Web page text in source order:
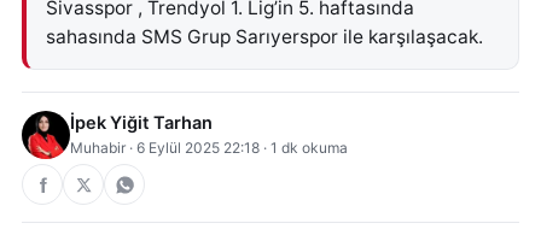
Sivasspor , Trendyol 1. Lig’in 5. haftasında
sahasında SMS Grup Sarıyerspor ile karşılaşacak.
İpek Yiğit Tarhan
Muhabir · 6 Eylül 2025 22:18 · 1 dk okuma